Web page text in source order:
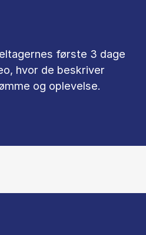
første 3 dage
hvor de beskriver
og oplevelse.